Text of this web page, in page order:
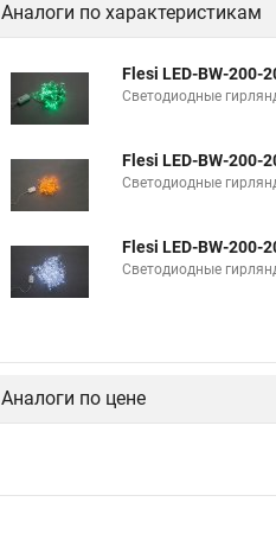
Аналоги по характеристикам
Flesi LED-BW-200-
Светодиодные
Flesi LED-BW-200-
Светодиодные
Flesi LED-BW-200-
Светодиодные
Аналоги по цене